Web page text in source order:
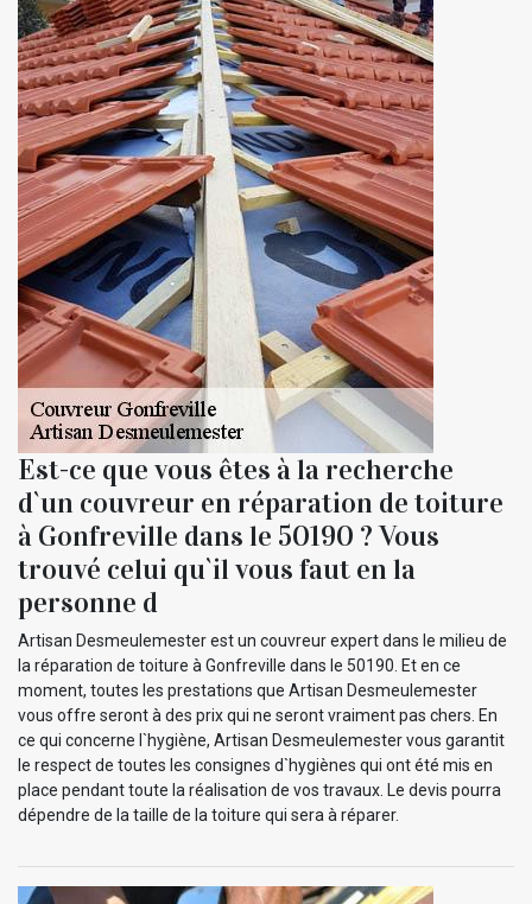
Est-ce que vous êtes à la recherche
d`un couvreur en réparation de toiture
à Gonfreville dans le 50190 ? Vous
trouvé celui qu`il vous faut en la
personne d
Artisan Desmeulemester est un couvreur expert dans le milieu de
la réparation de toiture à Gonfreville dans le 50190. Et en ce
moment, toutes les prestations que Artisan Desmeulemester
vous offre seront à des prix qui ne seront vraiment pas chers. En
ce qui concerne l`hygiène, Artisan Desmeulemester vous garantit
le respect de toutes les consignes d`hygiènes qui ont été mis en
place pendant toute la réalisation de vos travaux. Le devis pourra
dépendre de la taille de la toiture qui sera à réparer.